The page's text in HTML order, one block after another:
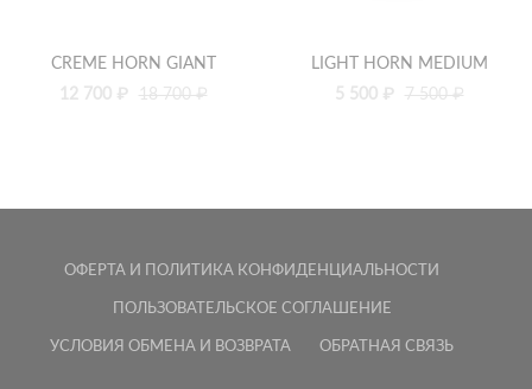
CREME HORN GIANT
12 700 ₽
18 700 ₽
LIGHT HORN MEDIUM
5 500 ₽
7 500 ₽
ОФЕРТА И ПОЛИТИКА КОНФИДЕНЦИАЛЬНОСТИ
ПОЛЬЗОВАТЕЛЬСКОЕ СОГЛАШЕНИЕ
УСЛОВИЯ ОБМЕНА И ВОЗВРАТА ОБРАТНАЯ СВЯЗЬ